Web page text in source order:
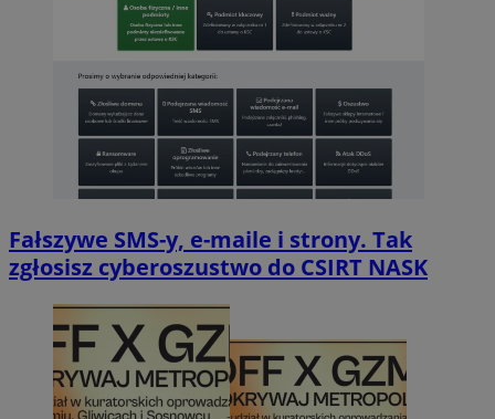
Fałszywe SMS-y, e-maile i strony. Tak
zgłosisz cyberoszustwo do CSIRT NASK